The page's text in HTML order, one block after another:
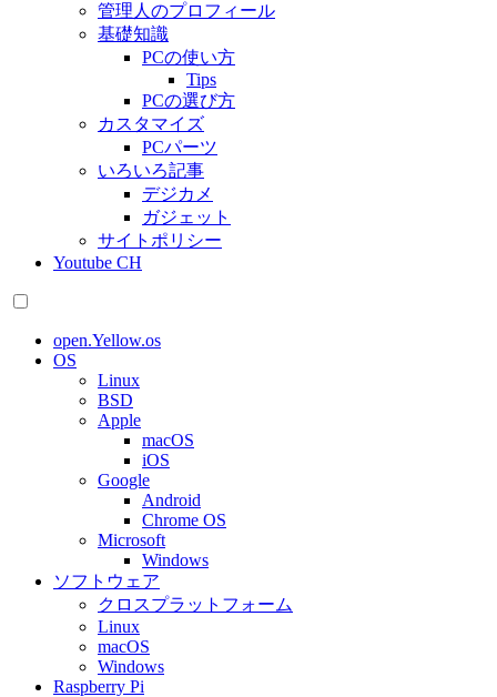
管理人のプロフィール
基礎知識
PCの使い方
Tips
PCの選び方
カスタマイズ
PCパーツ
いろいろ記事
デジカメ
ガジェット
サイトポリシー
Youtube CH
open.Yellow.os
OS
Linux
BSD
Apple
macOS
iOS
Google
Android
Chrome OS
Microsoft
Windows
ソフトウェア
クロスプラットフォーム
Linux
macOS
Windows
Raspberry Pi